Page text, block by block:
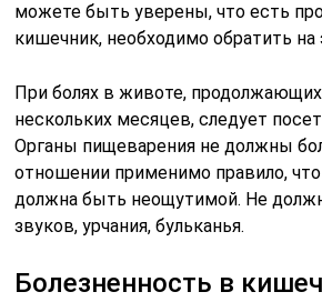
можете быть уверены, что есть
кишечник, необходимо обратить на
При болях в животе,
нескольких месяцев, следует
Органы пищеварения не должны
отношении применимо правило,
должна быть неощутимой. Не
звуков, урчания, бульканья.
Болезненность в